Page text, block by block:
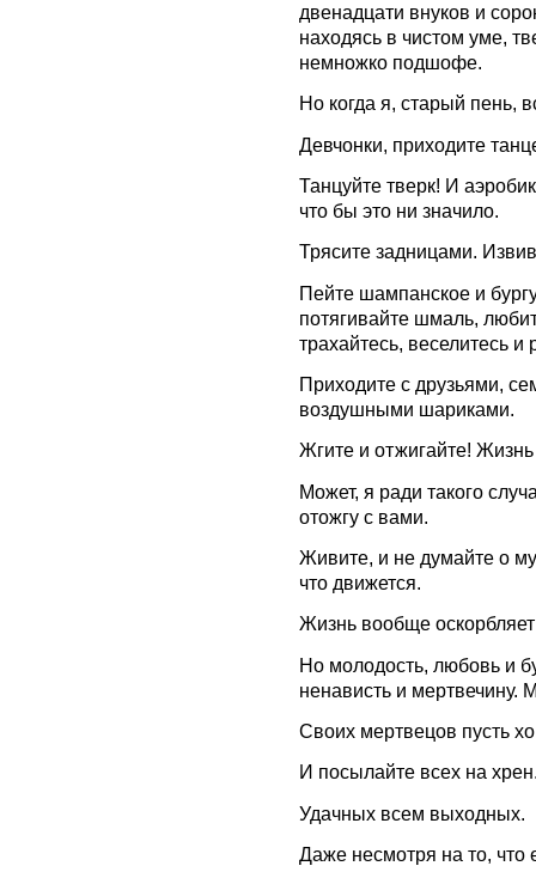
двенадцати внуков и
находясь в чистом уме,
немножко подшофе.
Но когда я, старый пень,
Девчонки, приходите
Танцуйте тверк! И
что бы это ни значило.
Трясите задницами.
Пейте шампанское и
потягивайте шмаль,
трахайтесь, веселитесь
Приходите с друзьями,
воздушными шариками.
Жгите и отжигайте! Жизнь
Может, я ради такого
отожгу с вами.
Живите, и не думайте о
что движется.
Жизнь вообще
Но молодость, любовь и
ненависть и мертвечину.
Своих мертвецов пусть
И посылайте всех на
Удачных всем выходных.
Даже несмотря на то, что